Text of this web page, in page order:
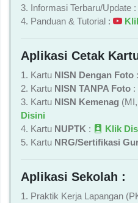
3. Informasi Terbaru/Update :
4. Panduan & Tutorial :
Aplikasi Cetak
1. Kartu NISN Dengan Foto :
2. Kartu NISN TANPA Foto :
3. Kartu NISN Kemenag
Disini
4. Kartu NUPTK :
Klik
5. Kartu NRG/Sertifikasi
Aplikasi Sekolah :
1. Praktik Kerja Lapangan